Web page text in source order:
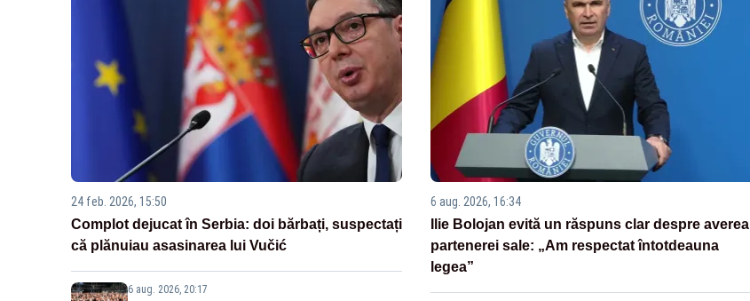
24 feb. 2026, 15:50
Complot dejucat în Serbia: doi bărbați, suspectați
că plănuiau asasinarea lui Vučić
6 aug. 2026, 20:17
6 aug. 2026, 16:34
Ilie Bolojan evită un răspuns clar despre averea
partenerei sale: „Am respectat întotdeauna
legea”